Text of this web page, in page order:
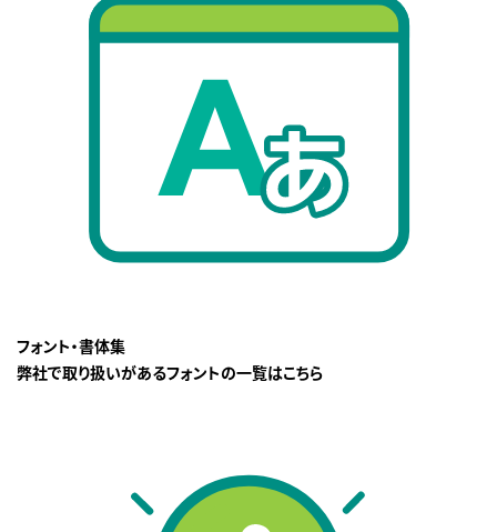
フォント・書体集
弊社で取り扱いがあるフォントの一覧はこちら